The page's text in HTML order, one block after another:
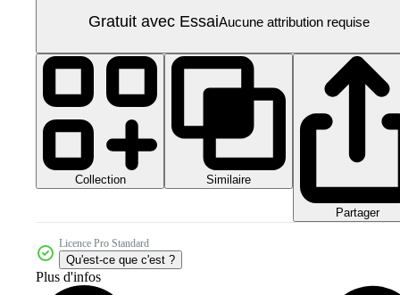
Gratuit avec EssaiAucune attribution requise
Collection Similaire
Partager
Licence Pro Standard
Qu'est-ce que c'est ?
Plus d'infos